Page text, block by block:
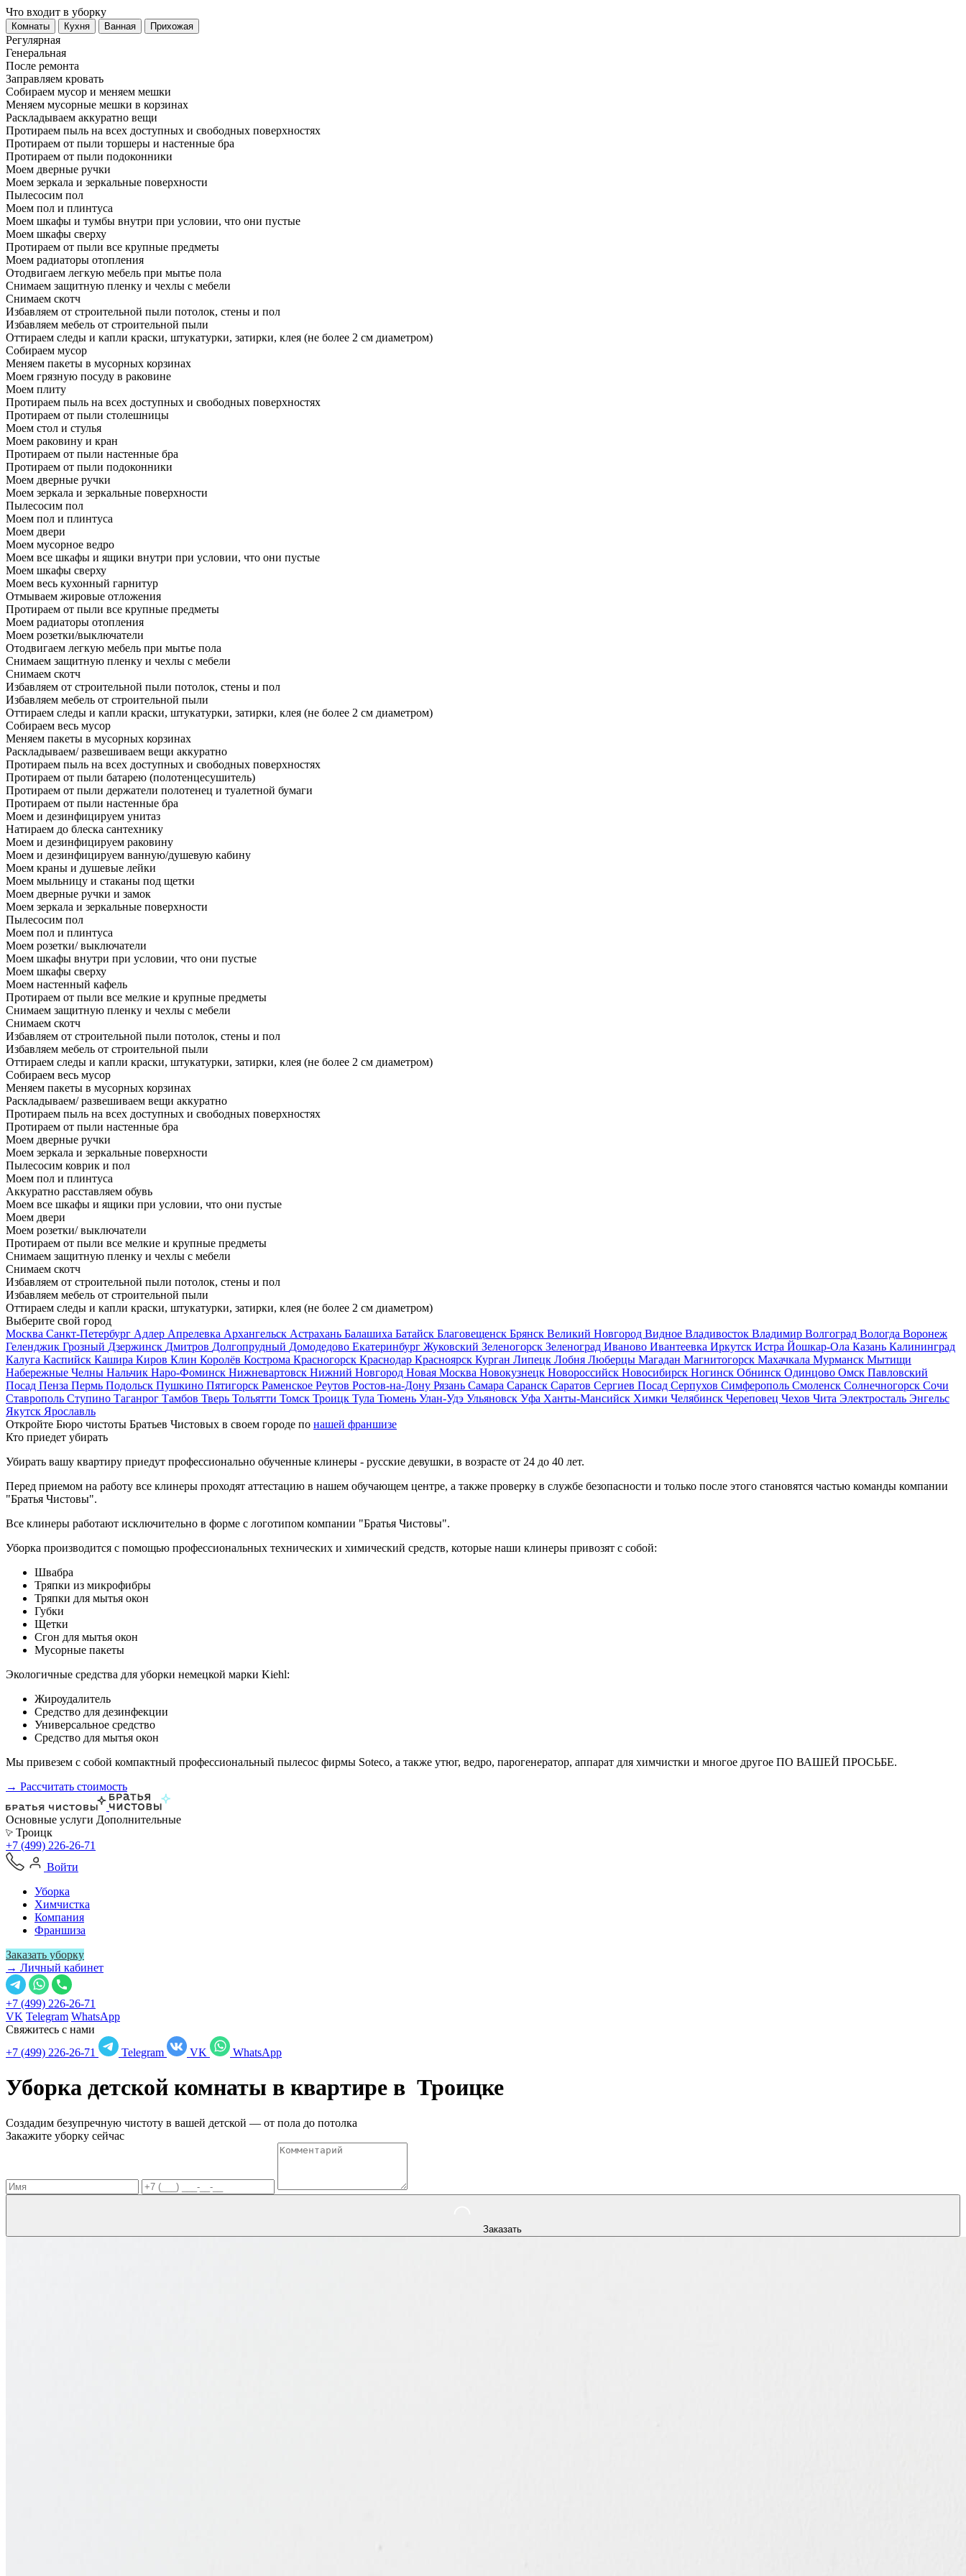
Что входит в уборку
Регу­лярная
Гене­ральная
После ремонта
Заправляем кровать
Собираем мусор и меняем мешки
Меняем мусорные мешки в корзинах
Раскладываем аккуратно вещи
Протираем пыль на всех доступных и свободных поверхностях
Протираем от пыли торшеры и настенные бра
Протираем от пыли подоконники
Моем дверные ручки
Моем зеркала и зеркальные поверхности
Пылесосим пол
Моем пол и плинтуса
Моем шкафы и тумбы внутри при условии, что они пустые
Моем шкафы сверху
Протираем от пыли все крупные предметы
Моем радиаторы отопления
Отодвигаем легкую мебель при мытье пола
Снимаем защитную пленку и чехлы с мебели
Снимаем скотч
Избавляем от строительной пыли потолок, стены и пол
Избавляем мебель от строительной пыли
Оттираем следы и капли краски, штукатурки, затирки, клея (не более 2 см диаметром)
Собираем мусор
Меняем пакеты в мусорных корзинах
Моем грязную посуду в раковине
Моем плиту
Протираем пыль на всех доступных и свободных поверхностях
Протираем от пыли столешницы
Моем стол и стулья
Моем раковину и кран
Протираем от пыли настенные бра
Протираем от пыли подоконники
Моем дверные ручки
Моем зеркала и зеркальные поверхности
Пылесосим пол
Моем пол и плинтуса
Моем двери
Моем мусорное ведро
Моем все шкафы и ящики внутри при условии, что они пустые
Моем шкафы сверху
Моем весь кухонный гарнитур
Отмываем жировые отложения
Протираем от пыли все крупные предметы
Моем радиаторы отопления
Моем розетки/выключатели
Отодвигаем легкую мебель при мытье пола
Снимаем защитную пленку и чехлы с мебели
Снимаем скотч
Избавляем от строительной пыли потолок, стены и пол
Избавляем мебель от строительной пыли
Оттираем следы и капли краски, штукатурки, затирки, клея (не более 2 см диаметром)
Собираем весь мусор
Меняем пакеты в мусорных корзинах
Раскладываем/ развешиваем вещи аккуратно
Протираем пыль на всех доступных и свободных поверхностях
Протираем от пыли батарею (полотенцесушитель)
Протираем от пыли держатели полотенец и туалетной бумаги
Протираем от пыли настенные бра
Моем и дезинфицируем унитаз
Натираем до блеска сантехнику
Моем и дезинфицируем раковину
Моем и дезинфицируем ванную/душевую кабину
Моем краны и душевые лейки
Моем мыльницу и стаканы под щетки
Моем дверные ручки и замок
Моем зеркала и зеркальные поверхности
Пылесосим пол
Моем пол и плинтуса
Моем розетки/ выключатели
Моем шкафы внутри при условии, что они пустые
Моем шкафы сверху
Моем настенный кафель
Протираем от пыли все мелкие и крупные предметы
Снимаем защитную пленку и чехлы с мебели
Снимаем скотч
Избавляем от строительной пыли потолок, стены и пол
Избавляем мебель от строительной пыли
Оттираем следы и капли краски, штукатурки, затирки, клея (не более 2 см диаметром)
Собираем весь мусор
Меняем пакеты в мусорных корзинах
Раскладываем/ развешиваем вещи аккуратно
Протираем пыль на всех доступных и свободных поверхностях
Протираем от пыли настенные бра
Моем дверные ручки
Моем зеркала и зеркальные поверхности
Пылесосим коврик и пол
Моем пол и плинтуса
Аккуратно расставляем обувь
Моем все шкафы и ящики при условии, что они пустые
Моем двери
Моем розетки/ выключатели
Протираем от пыли все мелкие и крупные предметы
Снимаем защитную пленку и чехлы с мебели
Снимаем скотч
Избавляем от строительной пыли потолок, стены и пол
Избавляем мебель от строительной пыли
Оттираем следы и капли краски, штукатурки, затирки, клея (не более 2 см диаметром)
Выберите свой город
Москва Санкт-Петербург Адлер Апрелевка Архангельск Астрахань Балашиха Батайск Благовещенск Брянск Великий Новгород Видное Владивосток Владимир Волгоград Вологда Воронеж
Геленджик Грозный Дзержинск Дмитров Долгопрудный Домодедово Екатеринбург Жуковский Зеленогорск Зеленоград Иваново Ивантеевка Иркутск Истра Йошкар-Ола Казань Калининград
Калуга Каспийск Кашира Киров Клин Королёв Кострома Красногорск Краснодар Красноярск Курган Липецк Лобня Люберцы Магадан Магнитогорск Махачкала Мурманск Мытищи
Набережные Челны Нальчик Наро-Фоминск Нижневартовск Нижний Новгород Новая Москва Новокузнецк Новороссийск Новосибирск Ногинск Обнинск Одинцово Омск Павловский
Посад Пенза Пермь Подольск Пушкино Пятигорск Раменское Реутов Ростов-на-Дону Рязань Самара Саранск Саратов Сергиев Посад Серпухов Симферополь Смоленск Солнечногорск Сочи
Ставрополь Ступино Таганрог Тамбов Тверь Тольятти Томск Троицк Тула Тюмень Улан-Удэ Ульяновск Уфа Ханты-Мансийск Химки Челябинск Череповец Чехов Чита Электросталь Энгельс
Якутск Ярославль
Откройте Бюро чистоты Братьев Чистовых в своем городе по нашей франшизе
Кто приедет убирать
Убирать вашу квартиру приедут профессионально обученные клинеры - русские девушки, в возрасте от 24 до 40 лет.
Перед приемом на работу все клинеры проходят аттестацию в нашем обучающем центре, а также проверку в службе безопасности и только после этого становятся частью команды компании
"Братья Чистовы".
Все клинеры работают исключительно в форме с логотипом компании "Братья Чистовы".
Уборка производится с помощью профессиональных технических и химический средств, которые наши клинеры привозят с собой:
Швабра
Тряпки из микрофибры
Тряпки для мытья окон
Губки
Щетки
Сгон для мытья окон
Мусорные пакеты
Экологичные средства для уборки немецкой марки Kiehl:
Жироудалитель
Средство для дезинфекции
Универсальное средство
Средство для мытья окон
Мы привезем с собой компактный профессиональный пылесос фирмы Soteco, а также утюг, ведро, парогенератор, аппарат для химчистки и многое другое ПО ВАШЕЙ ПРОСЬБЕ.
→ Рассчитать стоимость
Основные услуги Дополнительные
Троицк
+7 (499) 226-26-71
Войти
Уборка
Химчистка
Компания
Франшиза
Заказать уборку
→ Личный кабинет
+7 (499) 226-26-71
VK Telegram WhatsApp
Свяжитесь с нами
+7 (499) 226-26-71
Telegram VK WhatsApp
Уборка детской комнаты в квартире в Троицке
Создадим безупречную чистоту в вашей детской — от пола до потолка
Закажите уборку сейчас
Заказать